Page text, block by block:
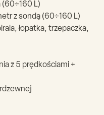
(60÷160 L)
z sondą (60÷160 L)
łopatka, trzepaczka,
z 5 prędkościami +